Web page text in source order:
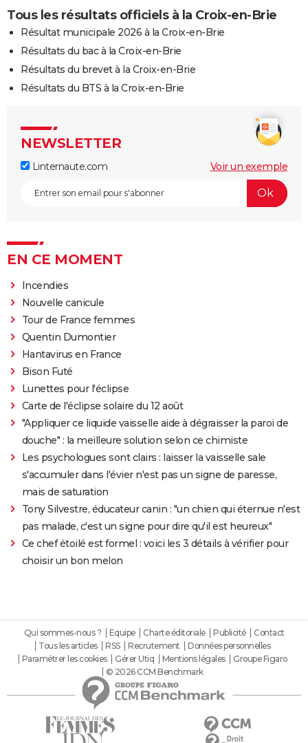
Tous les résultats officiels à la Croix-en-Brie
Résultat municipale 2026 à la Croix-en-Brie
Résultats du bac à la Croix-en-Brie
Résultats du brevet à la Croix-en-Brie
Résultats du BTS à la Croix-en-Brie
NEWSLETTER
Linternaute.com Voir un exemple
EN CE MOMENT
Incendies
Nouvelle canicule
Tour de France femmes
Quentin Dumontier
Hantavirus en France
Bison Futé
Lunettes pour l'éclipse
Carte de l'éclipse solaire du 12 août
"Appliquer ce liquide vaisselle aide à dégraisser la paroi de
douche" : la meilleure solution selon ce chimiste
Les psychologues sont clairs : laisser la vaisselle sale
s'accumuler dans l'évier n'est pas un signe de paresse,
mais de saturation
Tony Silvestre, éducateur canin : "un chien qui éternue n'est
pas malade, c'est un signe pour dire qu'il est heureux"
Ce chef étoilé est formel : voici les 3 détails à vérifier pour
choisir un bon melon
Qui sommes-nous ? Equipe Charte éditoriale Publicité
Contact
Tous les articles
RSS Recrutement
Données personnelles
Paramétrer les cookies
Gérer Utiq Mentions légales
Groupe Figaro
© 2026 CCM Benchmark